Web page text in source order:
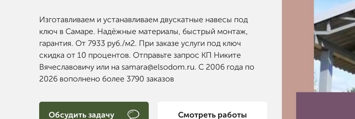
Изготавливаем и устанавливаем двускатные навесы под
ключ в Самаре. Надёжные материалы, быстрый монтаж,
гарантия. От 7933 руб./м2. При заказе услуги под ключ
скидка от 10 процентов. Отправьте запрос КП Никите
Вячеславовичу или на samara@elsodom.ru. С 2006 года по
2026 вополнено более 3790 заказов
Обсудить задачу Смотреть работы